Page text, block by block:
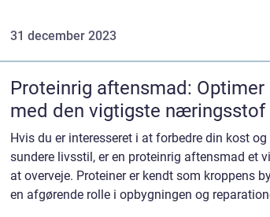
31 december 2023
Proteinrig aftensmad:
med den vigtigste næringsstof
Hvis du er interesseret i at forbedre din kost og
sundere livsstil, er en proteinrig aftensmad et
at overveje. Proteiner er kendt som kroppens
en afgørende rolle i opbygningen og